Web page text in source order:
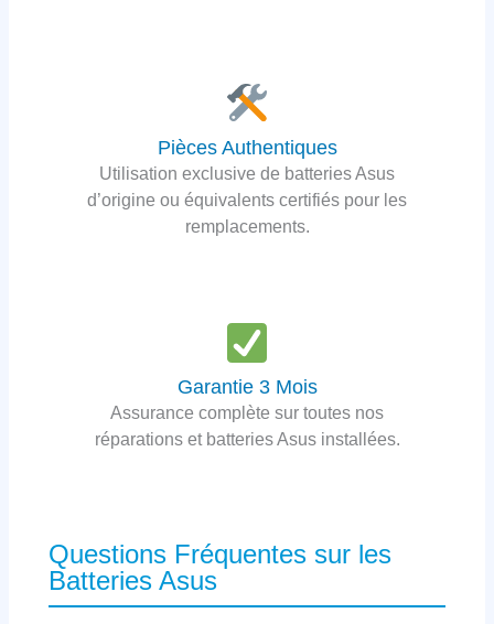
Pièces Authentiques
Utilisation exclusive de batteries Asus
d’origine ou équivalents certifiés pour les
remplacements.
Garantie 3 Mois
Assurance complète sur toutes nos
réparations et batteries Asus installées.
Questions Fréquentes sur les
Batteries Asus